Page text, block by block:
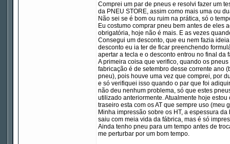
Comprei um par de pneus e resolvi fazer um
da PNEU STORE, assim como mais uma ou
Não sei se é bom ou ruim na prática, só o
Eu costumo comprar pneu bem antes de eles
obrigatória, hoje não é mais. E as vezes
Consegui um desconto, que eu nem fazia
desconto eu ia ter de ficar preenchendo
apertar a tecla e o desconto entrou no final da
A primeira coisa que verifico, quando os
fabricação é de setembro desse corrente ano
pneu), pois houve uma vez que comprei, por
e só verifiquei isso quando o par que foi
não deu nenhum problema, só que estes
utilizado anteriormente. Atualmente hoje
traseiro esta com os AT que sempre uso (meu
Minha impressão sobre os HT, a espessura
saiu com meia vida da fábrica, mas é só
Ainda tenho pneu para um tempo antes de
me perturbar por um bom tempo.